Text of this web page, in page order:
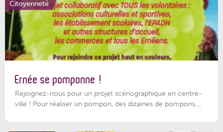
Citoyenneté
Ernée se pomponne !
Rejoignez-nous pour un projet scénographique en centre-
ville ! Pour réaliser un pompon, des dizaines de pompons,...